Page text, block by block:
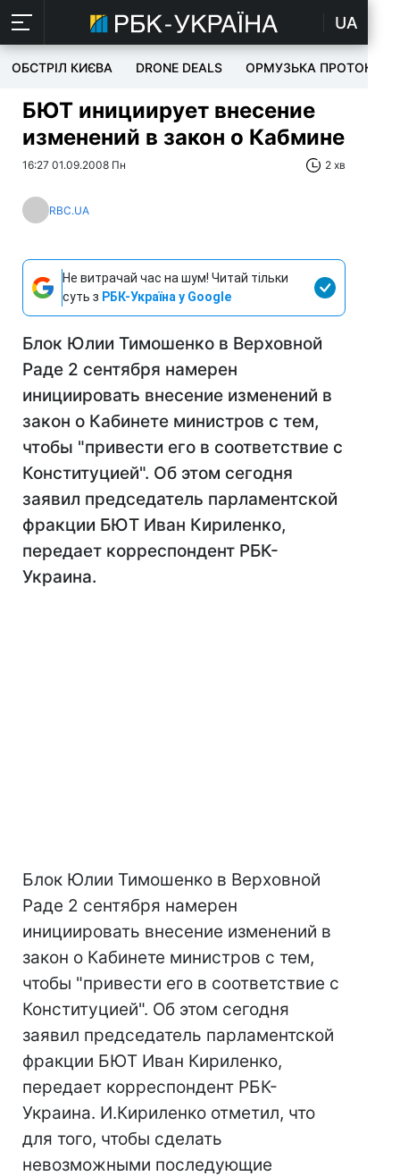
UA
ОБСТРІЛ КИЄВА DRONE DEALS ОРМУЗЬКА ПРОТОКА
БЮТ инициирует внесение
изменений в закон о Кабмине
16:27 01.09.2008 Пн 2 хв
RBC.UA
Не витрачай час на шум! Читай тільки
суть з РБК-Україна у Google
Блок Юлии Тимошенко в Верховной
Раде 2 сентября намерен
инициировать внесение изменений в
закон о Кабинете министров с тем,
чтобы "привести его в соответствие с
Конституцией". Об этом сегодня
заявил председатель парламентской
фракции БЮТ Иван Кириленко,
передает корреспондент РБК-
Украина.
Блок Юлии Тимошенко в Верховной
Раде 2 сентября намерен
инициировать внесение изменений в
закон о Кабинете министров с тем,
чтобы "привести его в соответствие с
Конституцией". Об этом сегодня
заявил председатель парламентской
фракции БЮТ Иван Кириленко,
передает корреспондент РБК-
Украина. И.Кириленко отметил, что
для того, чтобы сделать
невозможными последующие